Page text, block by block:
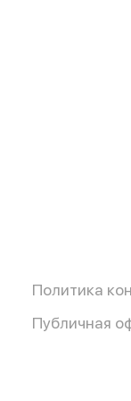
Политика
Публичная